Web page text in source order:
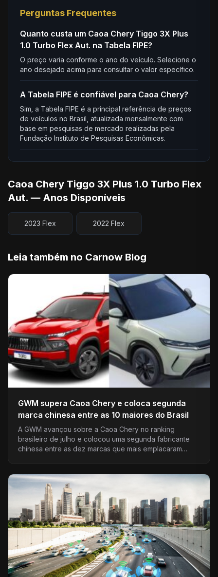
Perguntas Frequentes
Quanto custa um Caoa Chery Tiggo 3X Plus
1.0 Turbo Flex Aut. na Tabela FIPE?
O preço varia conforme o ano do veículo. Selecione o
ano desejado acima para consultar o valor específico.
A Tabela FIPE é confiável para Caoa Chery?
Sim, a Tabela FIPE é a principal referência de preços
de veículos no Brasil, atualizada mensalmente com
base em pesquisas de mercado realizadas pela
Fundação Instituto de Pesquisas Econômicas.
Caoa Chery Tiggo 3X Plus 1.0 Turbo Flex
Aut. — Anos Disponíveis
2023 Flex 2022 Flex
Leia também no Carnow Blog
GWM supera Caoa Chery e coloca segunda
marca chinesa entre as 10 maiores do Brasil
A GWM avançou sobre a Caoa Chery no ranking
brasileiro de julho e colocou uma segunda fabricante
chinesa entre as dez marcas que mais emplacaram…